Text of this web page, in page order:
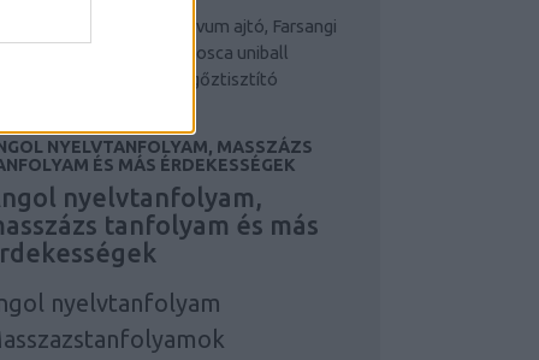
Novum ajtó, Farsangi
álarcok, maszkok, posca uniball
ipari porszívó, ipari gőztisztító
NYELVTANFOLYAM, MASSZÁZS
ÉS MÁS ÉRDEKESSÉGEK
nyelvtanfolyam,
tanfolyam és más
nyelvtanfolyam